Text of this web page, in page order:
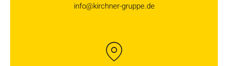
info@kirchner-gruppe.de